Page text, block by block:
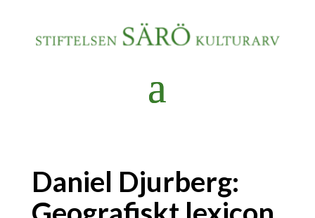
Daniel Djurberg: